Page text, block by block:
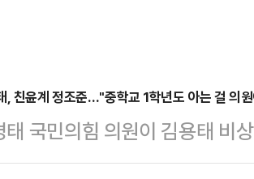
, 친윤계 정조준…"중학교 1학년도 아는 걸 의
태 국민의힘 의원이 김용태 비
에 반발하는 친윤(윤석열)계